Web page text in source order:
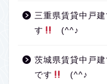
三重県賃貸中戸
す
(^^♪
茨城県賃貸中戸
です
(^^♪